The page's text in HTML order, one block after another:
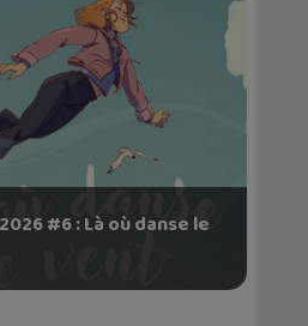
#6 : Là où danse le